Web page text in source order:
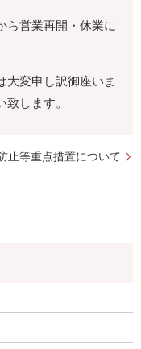
ら営業再開・休業に
大変申し訳御座いま
します。
止等重点措置について